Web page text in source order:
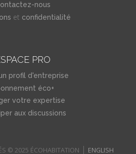
nous
et confidentialité
PRO
profil d'entreprise
éco+
votre expertise
aux discussions
© 2025 ÉCOHABITATION ENGLISH